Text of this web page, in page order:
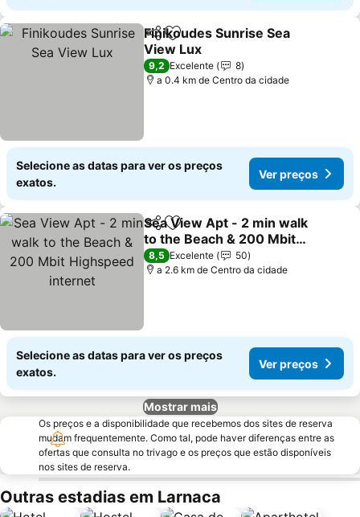
PartilharAdicionar aos favoritos
Finikoudes Sunrise Sea
View Lux
Ver preços
9,2 Excelente
8
a 0.4 km de Centro da cidade
Selecione as datas para ver os preços
exatos.
Ver preços
PartilharAdicionar aos favoritos
Sea View Apt - 2 min walk
to the Beach & 200 Mbit
Highspeed internet
Ver preços
8,5 Excelente
50
a 2.6 km de Centro da cidade
Selecione as datas para ver os preços
exatos.
Ver preços
Mostrar mais
Os preços e a disponibilidade que recebemos dos sites de reserva
mudam frequentemente. Como tal, pode haver diferenças entre as
ofertas que consulta no trivago e os preços que estão disponíveis
nos sites de reserva.
Outras estadias em Larnaca